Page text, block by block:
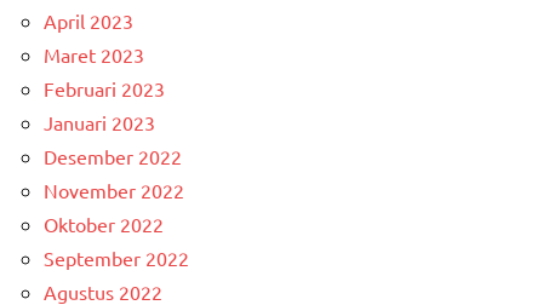
April 2023
Maret 2023
Februari 2023
Januari 2023
Desember 2022
November 2022
Oktober 2022
September 2022
Agustus 2022